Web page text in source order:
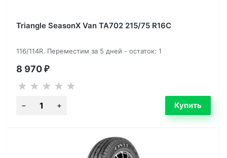
Triangle SeasonX Van TA702 215/75 R16C
116/114R. Переместим за 5 дней - остаток: 1
8 970 ₽